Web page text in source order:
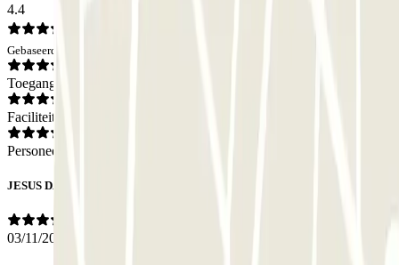
4.4
Gebaseerd op 11 meningen
Toegang
Faciliteiten
Personeel
JESUS DANIEL
03/11/2025